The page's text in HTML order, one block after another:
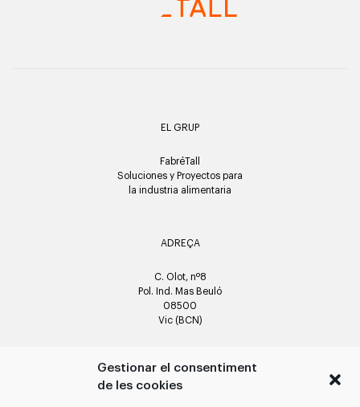
Gestionar el consentiment
de les cookies
EL GRUP
FabréTall
Soluciones y Proyectos para
la industria alimentaria
ADREÇA
C. Olot, nº8
Pol. Ind. Mas Beuló
08500
Vic (BCN)
CONTACTE